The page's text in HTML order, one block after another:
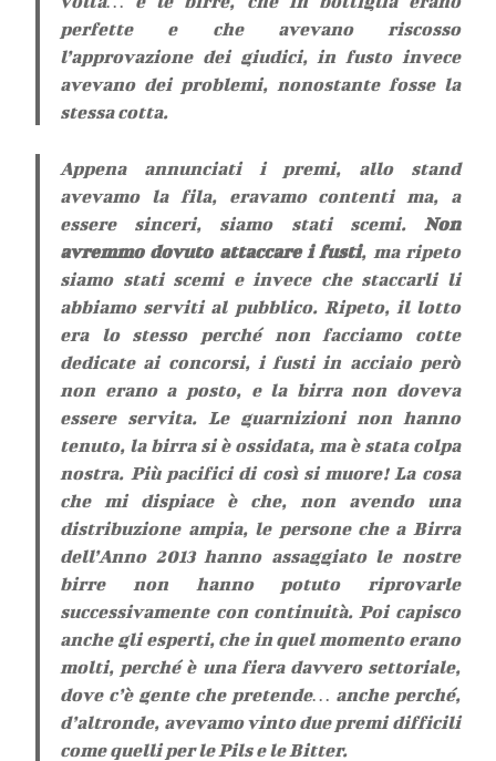
perfette e che avevano riscosso
l’approvazione dei giudici, in fusto invece
avevano dei problemi, nonostante fosse la
stessa cotta.
Appena annunciati i premi, allo stand
avevamo la fila, eravamo contenti ma, a
essere sinceri, siamo stati scemi. Non
avremmo dovuto attaccare i fusti, ma ripeto
siamo stati scemi e invece che staccarli li
abbiamo serviti al pubblico. Ripeto, il lotto
era lo stesso perché non facciamo cotte
dedicate ai concorsi, i fusti in acciaio però
non erano a posto, e la birra non doveva
essere servita. Le guarnizioni non hanno
tenuto, la birra si è ossidata, ma è stata colpa
nostra. Più pacifici di così si muore! La cosa
che mi dispiace è che, non avendo una
distribuzione ampia, le persone che a Birra
dell’Anno 2013 hanno assaggiato le nostre
birre non hanno potuto riprovarle
successivamente con continuità. Poi capisco
anche gli esperti, che in quel momento erano
molti, perché è una fiera davvero settoriale,
dove c’è gente che pretende… anche perché,
d’altronde, avevamo vinto due premi difficili
come quelli per le Pils e le Bitter.